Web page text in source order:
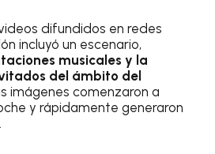
difundidos en redes
incluyó un escenario,
musicales y la
del ámbito del
imágenes comenzaron a
y rápidamente generaron